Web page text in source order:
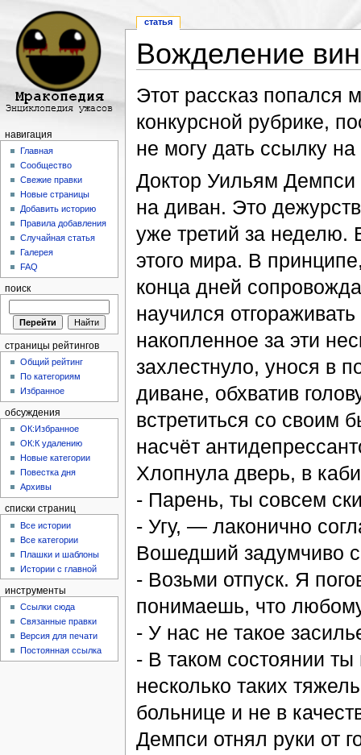
Вожделение
Этот рассказ
конкурсной рубрике,
не могу дать ссылку на
Доктор Уильям Демпси
на диван. Это
уже третий за неделю.
этого мира. В
конца дней
научился
накопленное за эти
захлестнуло, унося в
диване, обхватив
встретиться со своим
насчёт
Хлопнула дверь, в
- Парень, ты совсем
- Угу, — лаконично
Вошедший задумчиво
- Возьми отпуск. Я
понимаешь, что
- У нас не такое
- В таком состоянии
несколько таких
больнице и не в
Демпси отнял руки от
статья
навигация
Главная
Сообщество
Свежие правки
Новые страницы
Добавить историю
Правила добавления
Случайная статья
Галерея
FAQ
поиск
страницы рейтингов
Общий рейтинг
По категориям
Избранное
обсуждения
ОК:Избранное
ОК:К удалению
Новые категории
Повестка дня
Архивы
списки страниц
Все истории
Все категории
Плашки и шаблоны
Истории с главной
инструменты
Ссылки сюда
Связанные правки
Версия для печати
Постоянная ссылка